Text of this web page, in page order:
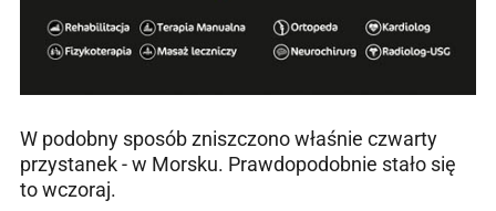
W podobny sposób zniszczono właśnie czwarty
przystanek - w Morsku. Prawdopodobnie stało się
to wczoraj.